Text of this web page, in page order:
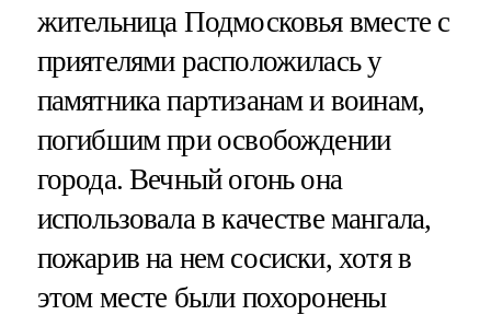
жительница Подмосковья вместе с
приятелями расположилась у
памятника партизанам и воинам,
погибшим при освобождении
города. Вечный огонь она
использовала в качестве мангала,
пожарив на нем сосиски, хотя в
этом месте были похоронены